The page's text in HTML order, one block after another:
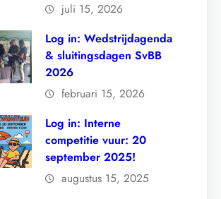
juli 15, 2026
Log in: Wedstrijdagenda
& sluitingsdagen SvBB
2026
februari 15, 2026
Log in: Interne
competitie vuur: 20
september 2025!
augustus 15, 2025